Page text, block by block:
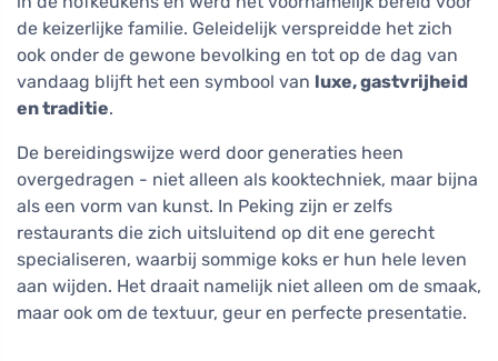
de keizerlijke familie. Geleidelijk verspreidde het zich
ook onder de gewone bevolking en tot op de dag van
vandaag blijft het een symbool van luxe, gastvrijheid
en traditie.
De bereidingswijze werd door generaties heen
overgedragen - niet alleen als kooktechniek, maar bijna
als een vorm van kunst. In Peking zijn er zelfs
restaurants die zich uitsluitend op dit ene gerecht
specialiseren, waarbij sommige koks er hun hele leven
aan wijden. Het draait namelijk niet alleen om de smaak,
maar ook om de textuur, geur en perfecte presentatie.